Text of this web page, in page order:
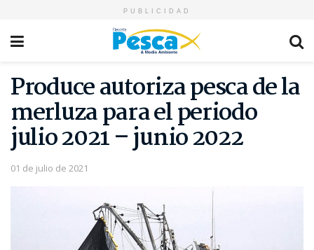
PUBLICIDAD
Produce autoriza pesca de la
merluza para el periodo
julio 2021 – junio 2022
01 de julio de 2021